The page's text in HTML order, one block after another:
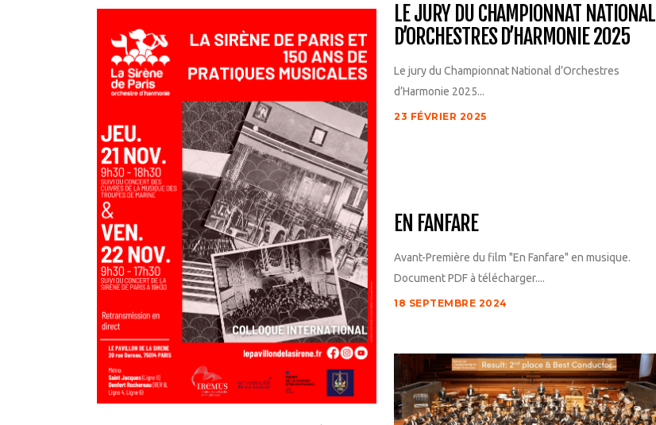
LE JURY DU CHAMPIONNAT NATIONAL
D’ORCHESTRES D’HARMONIE 2025
Le jury du Championnat National d’Orchestres
d’Harmonie 2025...
23 FÉVRIER 2025
EN FANFARE
Avant-Première du film "En Fanfare" en musique.
Document PDF à télécharger....
18 SEPTEMBRE 2024